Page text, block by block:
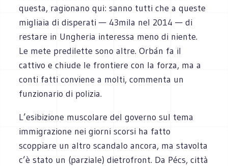
questa, ragionano qui: sanno tutti che a queste
migliaia di disperati — 43mila nel 2014 — di
restare in Ungheria interessa meno di niente.
Le mete predilette sono altre. Orbán fa il
cattivo e chiude le frontiere con la forza, ma a
conti fatti conviene a molti, commenta un
funzionario di polizia.
L’esibizione muscolare del governo sul tema
immigrazione nei giorni scorsi ha fatto
scoppiare un altro scandalo ancora, ma stavolta
c’è stato un (parziale) dietrofront. Da Pécs, città